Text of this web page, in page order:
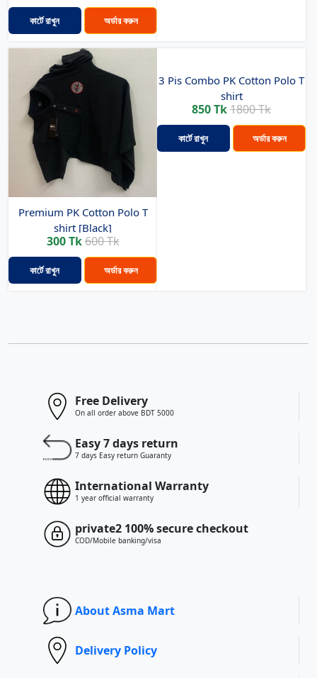
কার্টে রাখুন অর্ডার করুন
Premium PK Cotton Polo T
shirt [Black]
300 Tk600 Tk
কার্টে রাখুন অর্ডার করুন
3 Pis Combo PK Cotton Polo T
shirt
850 Tk1800 Tk
কার্টে রাখুন অর্ডার করুন
Free Delivery
On all order above BDT 5000
Easy 7 days return
7 days Easy return Guaranty
International Warranty
1 year official warranty
private2 100% secure checkout
COD/Mobile banking/visa
About Asma Mart
Delivery Policy